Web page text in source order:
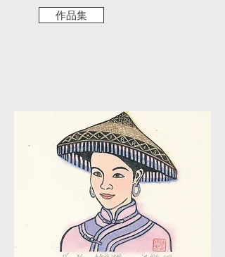
作品集